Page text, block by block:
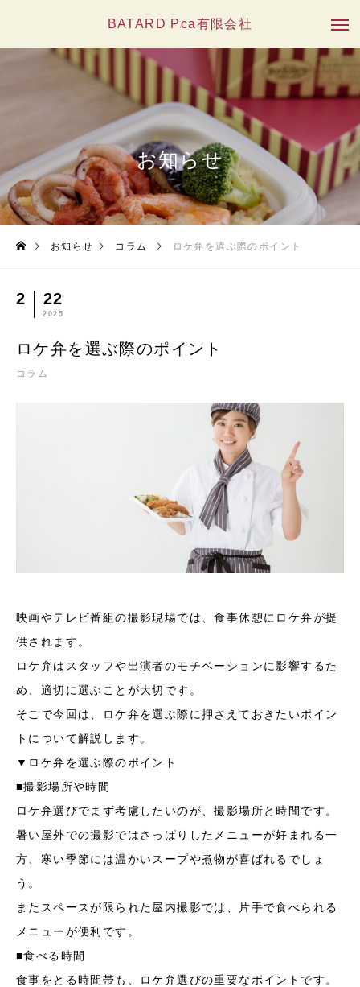
BATARD Pca有限会社
お知らせ
お知らせ コラム ロケ弁を選ぶ際のポイント
2 22
2025
ロケ弁を選ぶ際のポイント
コラム
映画やテレビ番組の撮影現場では、食事休憩にロケ弁が提
供されます。
ロケ弁はスタッフや出演者のモチベーションに影響するた
め、適切に選ぶことが大切です。
そこで今回は、ロケ弁を選ぶ際に押さえておきたいポイン
トについて解説します。
▼ロケ弁を選ぶ際のポイント
■撮影場所や時間
ロケ弁選びでまず考慮したいのが、撮影場所と時間です。
暑い屋外での撮影ではさっぱりしたメニューが好まれる一
方、寒い季節には温かいスープや煮物が喜ばれるでしょ
う。
またスペースが限られた屋内撮影では、片手で食べられる
メニューが便利です。
■食べる時間
食事をとる時間帯も、ロケ弁選びの重要なポイントです。